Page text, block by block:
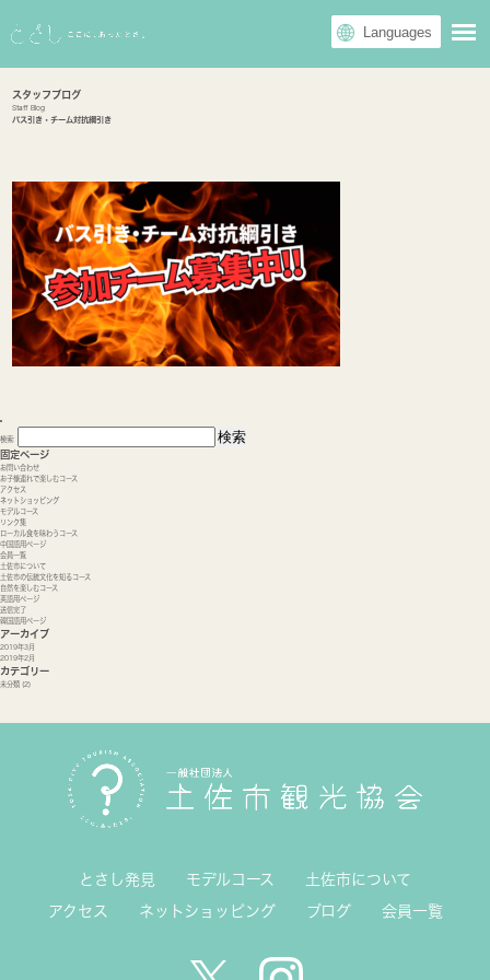
スタッフブログ
Staff Blog
バス引き・チーム対抗綱引き
検索:
固定ページ
お問い合わせ
お子様連れで楽しむコース
アクセス
ネットショッピング
モデルコース
リンク集
ローカル食を味わうコース
中国語用ページ
会員一覧
土佐市について
土佐市の伝統文化を知るコース
自然を楽しむコース
英語用ページ
送信完了
韓国語用ページ
アーカイブ
2019年3月
2019年2月
カテゴリー
未分類 (2)
とさし発見 モデルコース 土佐市について
アクセス ネットショッピング ブログ 会員一覧